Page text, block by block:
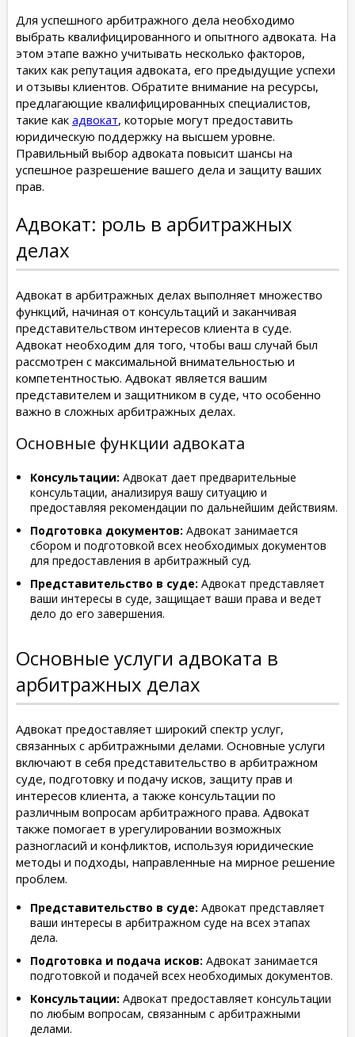
Для успешного арбитражного дела необходимо
выбрать квалифицированного и опытного адвоката. На
этом этапе важно учитывать несколько факторов,
таких как репутация адвоката, его предыдущие успехи
и отзывы клиентов. Обратите внимание на ресурсы,
предлагающие квалифицированных специалистов,
такие как адвокат, которые могут предоставить
юридическую поддержку на высшем уровне.
Правильный выбор адвоката повысит шансы на
успешное разрешение вашего дела и защиту ваших
прав.
Адвокат: роль в арбитражных
делах
Адвокат в арбитражных делах выполняет множество
функций, начиная от консультаций и заканчивая
представительством интересов клиента в суде.
Адвокат необходим для того, чтобы ваш случай был
рассмотрен с максимальной внимательностью и
компетентностью. Адвокат является вашим
представителем и защитником в суде, что особенно
важно в сложных арбитражных делах.
Основные функции адвоката
Консультации: Адвокат дает предварительные
консультации, анализируя вашу ситуацию и
предоставляя рекомендации по дальнейшим действиям.
Подготовка документов: Адвокат занимается
сбором и подготовкой всех необходимых документов
для предоставления в арбитражный суд.
Представительство в суде: Адвокат представляет
ваши интересы в суде, защищает ваши права и ведет
дело до его завершения.
Основные услуги адвоката в
арбитражных делах
Адвокат предоставляет широкий спектр услуг,
связанных с арбитражными делами. Основные услуги
включают в себя представительство в арбитражном
суде, подготовку и подачу исков, защиту прав и
интересов клиента, а также консультации по
различным вопросам арбитражного права. Адвокат
также помогает в урегулировании возможных
разногласий и конфликтов, используя юридические
методы и подходы, направленные на мирное решение
проблем.
Представительство в суде: Адвокат представляет
ваши интересы в арбитражном суде на всех этапах
дела.
Подготовка и подача исков: Адвокат занимается
подготовкой и подачей всех необходимых документов.
Консультации: Адвокат предоставляет консультации
по любым вопросам, связанным с арбитражными
делами.